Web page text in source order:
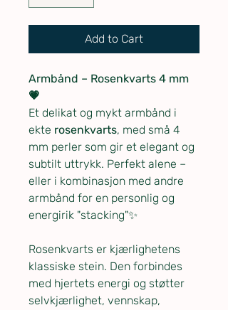
Add to Cart
Armbånd – Rosenkvarts 4 mm
💗
Et delikat og mykt armbånd i
ekte rosenkvarts, med små 4
mm perler som gir et elegant og
subtilt uttrykk. Perfekt alene –
eller i kombinasjon med andre
armbånd for en personlig og
energirik "stacking"✨
Rosenkvarts er kjærlighetens
klassiske stein. Den forbindes
med hjertets energi og støtter
selvkjærlighet, vennskap,